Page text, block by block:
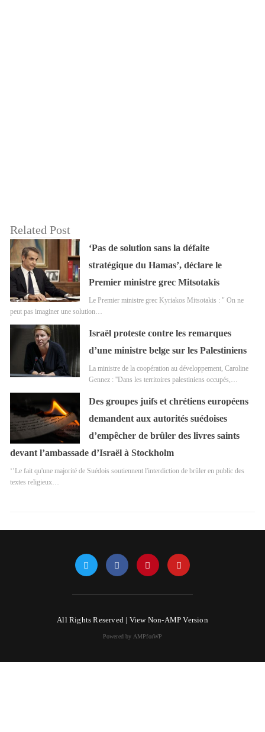
Related Post
‘Pas de solution sans la défaite
stratégique du Hamas’, déclare le
Premier ministre grec Mitsotakis
Le Premier ministre grec Kyriakos Mitsotakis : " On ne
peut pas imaginer une solution…
Israël proteste contre les remarques
d’une ministre belge sur les Palestiniens
La ministre de la coopération au développement, Caroline
Gennez : ''Dans les territoires palestiniens occupés,…
Des groupes juifs et chrétiens européens
demandent aux autorités suédoises
d’empêcher de brûler des livres saints
devant l’ambassade d’Israël à Stockholm
‘’Le fait qu'une majorité de Suédois soutiennent l'interdiction de brûler en public des
textes religieux…
All Rights Reserved | View Non-AMP Version
Powered by AMPforWP